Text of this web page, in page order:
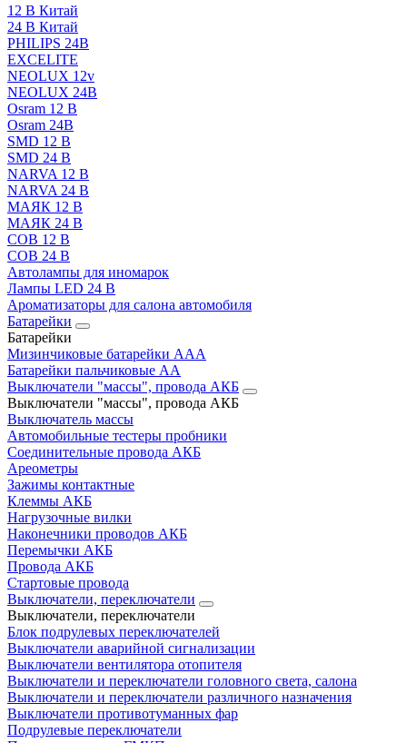
12 В Китай
24 В Китай
PHILIPS 24В
EXCELITE
NEOLUX 12v
NEOLUX 24В
Osram 12 В
Osram 24В
SMD 12 В
SMD 24 В
NARVA 12 В
NARVA 24 В
МАЯК 12 В
МАЯК 24 В
COB 12 В
COB 24 В
Автолампы для иномарок
Лампы LED 24 B
Ароматизаторы для салона автомобиля
Батарейки
Батарейки
Мизинчиковые батарейки AAA
Батарейки пальчиковые АА
Выключатели "массы", провода АКБ
Выключатели "массы", провода АКБ
Выключатель массы
Автомобильные тестеры пробники
Соединительные провода АКБ
Ареометры
Зажимы контактные
Клеммы АКБ
Нагрузочные вилки
Наконечники проводов АКБ
Перемычки АКБ
Провода АКБ
Стартовые провода
Выключатели, переключатели
Выключатели, переключатели
Блок подрулевых переключателей
Выключатели аварийной сигнализации
Выключатели вентилятора отопителя
Выключатели и переключатели головного света, салона
Выключатели и переключатели различного назначения
Выключатели противотуманных фар
Подрулевые переключатели